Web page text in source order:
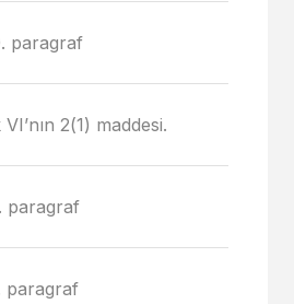
paragraf
2(1) maddesi.
paragraf
paragraf